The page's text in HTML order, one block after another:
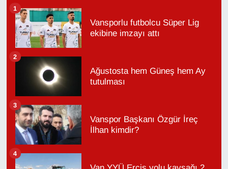
Vansporlu futbolcu Süper Lig
ekibine imzayı attı
1
Ağustosta hem Güneş hem Ay
tutulması
2
Vanspor Başkanı Özgür İreç
İlhan kimdir?
3
4